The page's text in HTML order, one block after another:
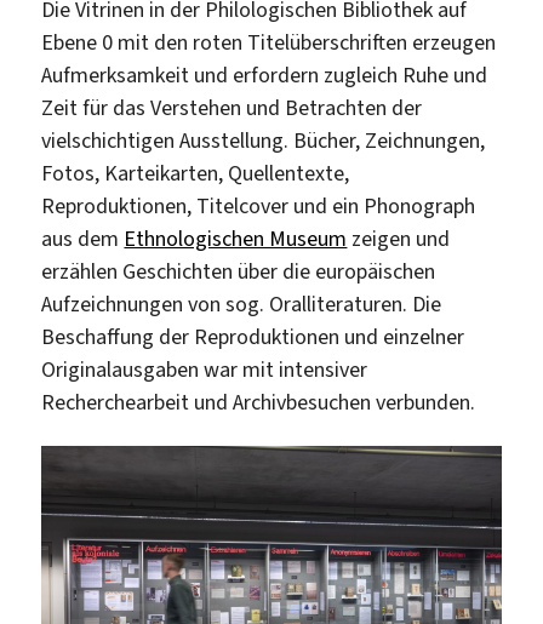
Die Vitrinen in der Philologischen Bibliothek auf
Ebene 0 mit den roten Titelüberschriften erzeugen
Aufmerksamkeit und erfordern zugleich Ruhe und
Zeit für das Verstehen und Betrachten der
vielschichtigen Ausstellung. Bücher, Zeichnungen,
Fotos, Karteikarten, Quellentexte,
Reproduktionen, Titelcover und ein Phonograph
aus dem Ethnologischen Museum zeigen und
erzählen Geschichten über die europäischen
Aufzeichnungen von sog. Oralliteraturen. Die
Beschaffung der Reproduktionen und einzelner
Originalausgaben war mit intensiver
Recherchearbeit und Archivbesuchen verbunden.